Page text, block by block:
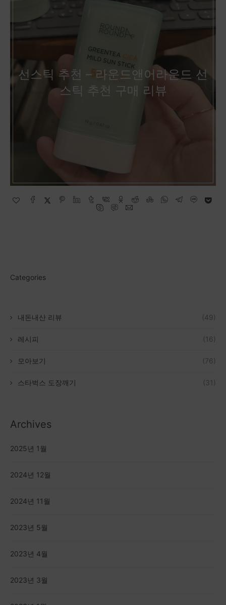
선스틱 추천 – 라운드앤어라운드 선
스틱 추천 구매 리뷰
Categories
내돈내산 리뷰 (49)
레시피 (16)
모아보기 (76)
스타벅스 도장깨기 (31)
Archives
2025년 1월
2024년 12월
2024년 11월
2023년 5월
2023년 4월
2023년 3월